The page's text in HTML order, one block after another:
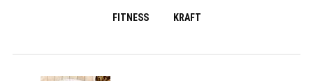
FITNESS KRAFT